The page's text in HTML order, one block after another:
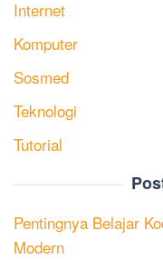
Internet
Komputer
Sosmed
Teknologi
Tutorial
Pentingnya Belajar
Modern